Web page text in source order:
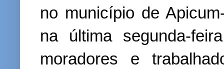
no município de
na última segunda-
moradores e